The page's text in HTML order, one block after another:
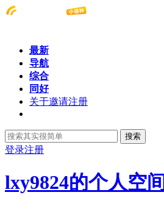
最新
导航
综合
同好
关于邀请注册
搜索
登录注册
lxy9824的个人空间